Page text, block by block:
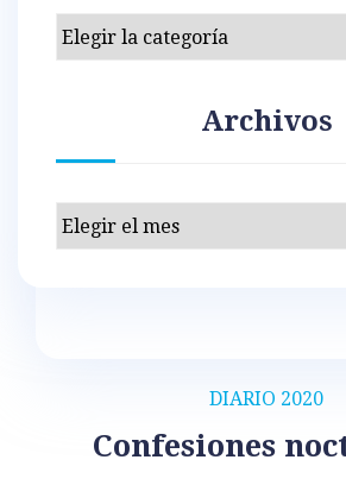
DIARIO 2020
Confesiones
Categorías
Archivos
Archivos